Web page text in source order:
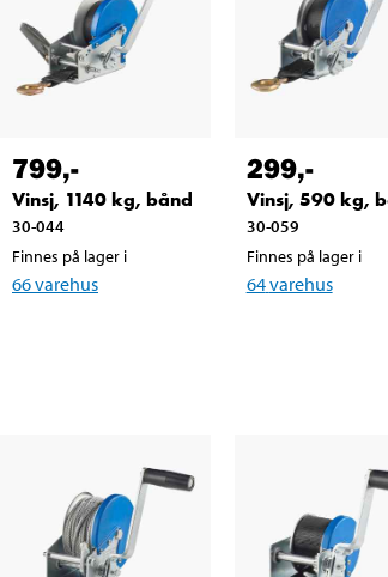
799,-
Vinsj, 1140 kg, bånd
30-044
Finnes på lager i
66varehus
299,-
Vinsj, 590 kg,
30-059
Finnes på lager i
64varehus